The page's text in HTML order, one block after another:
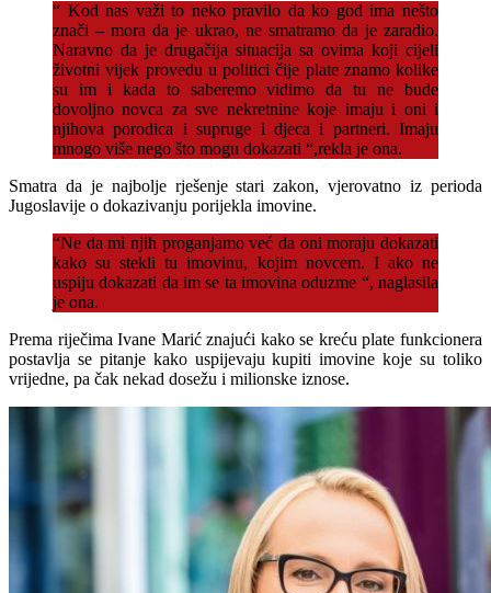
“ Kod nas važi to neko pravilo da ko god ima nešto
znači – mora da je ukrao, ne smatramo da je zaradio.
Naravno da je drugačija situacija sa ovima koji cijeli
životni vijek provedu u politici čije plate znamo kolike
su im i kada to saberemo vidimo da tu ne bude
dovoljno novca za sve nekretnine koje imaju i oni i
njihova porodica i supruge i djeca i partneri. Imaju
mnogo više nego što mogu dokazati “,rekla je ona.
Smatra da je najbolje rješenje stari zakon, vjerovatno iz perioda
Jugoslavije o dokazivanju porijekla imovine.
“Ne da mi njih proganjamo već da oni moraju dokazati
kako su stekli tu imovinu, kojim novcem. I ako ne
uspiju dokazati da im se ta imovina oduzme “, naglasila
je ona.
Prema riječima Ivane Marić znajući kako se kreću plate funkcionera
postavlja se pitanje kako uspijevaju kupiti imovine koje su toliko
vrijedne, pa čak nekad dosežu i milionske iznose.